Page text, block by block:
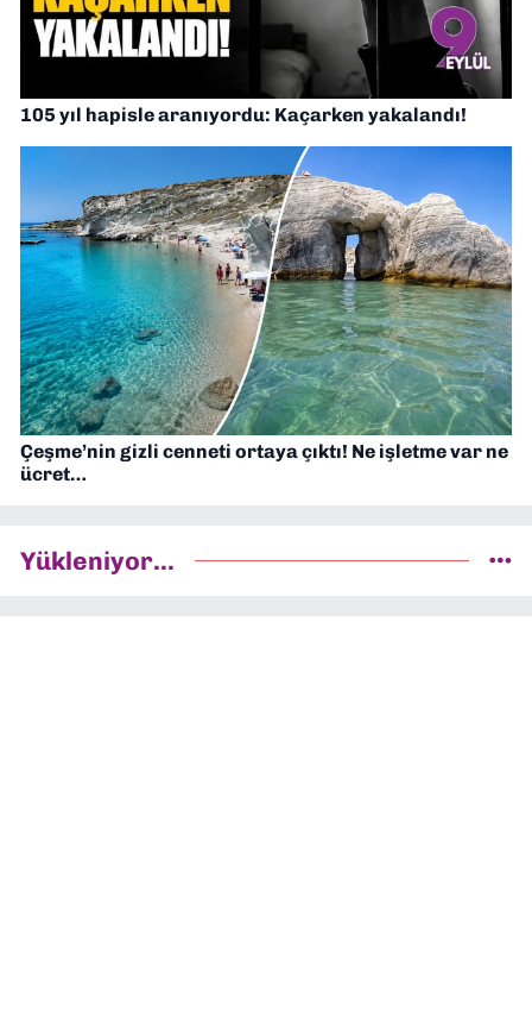
105 yıl hapisle aranıyordu: Kaçarken yakalandı!
Çeşme’nin gizli cenneti ortaya çıktı! Ne işletme var ne
ücret…
Yükleniyor...